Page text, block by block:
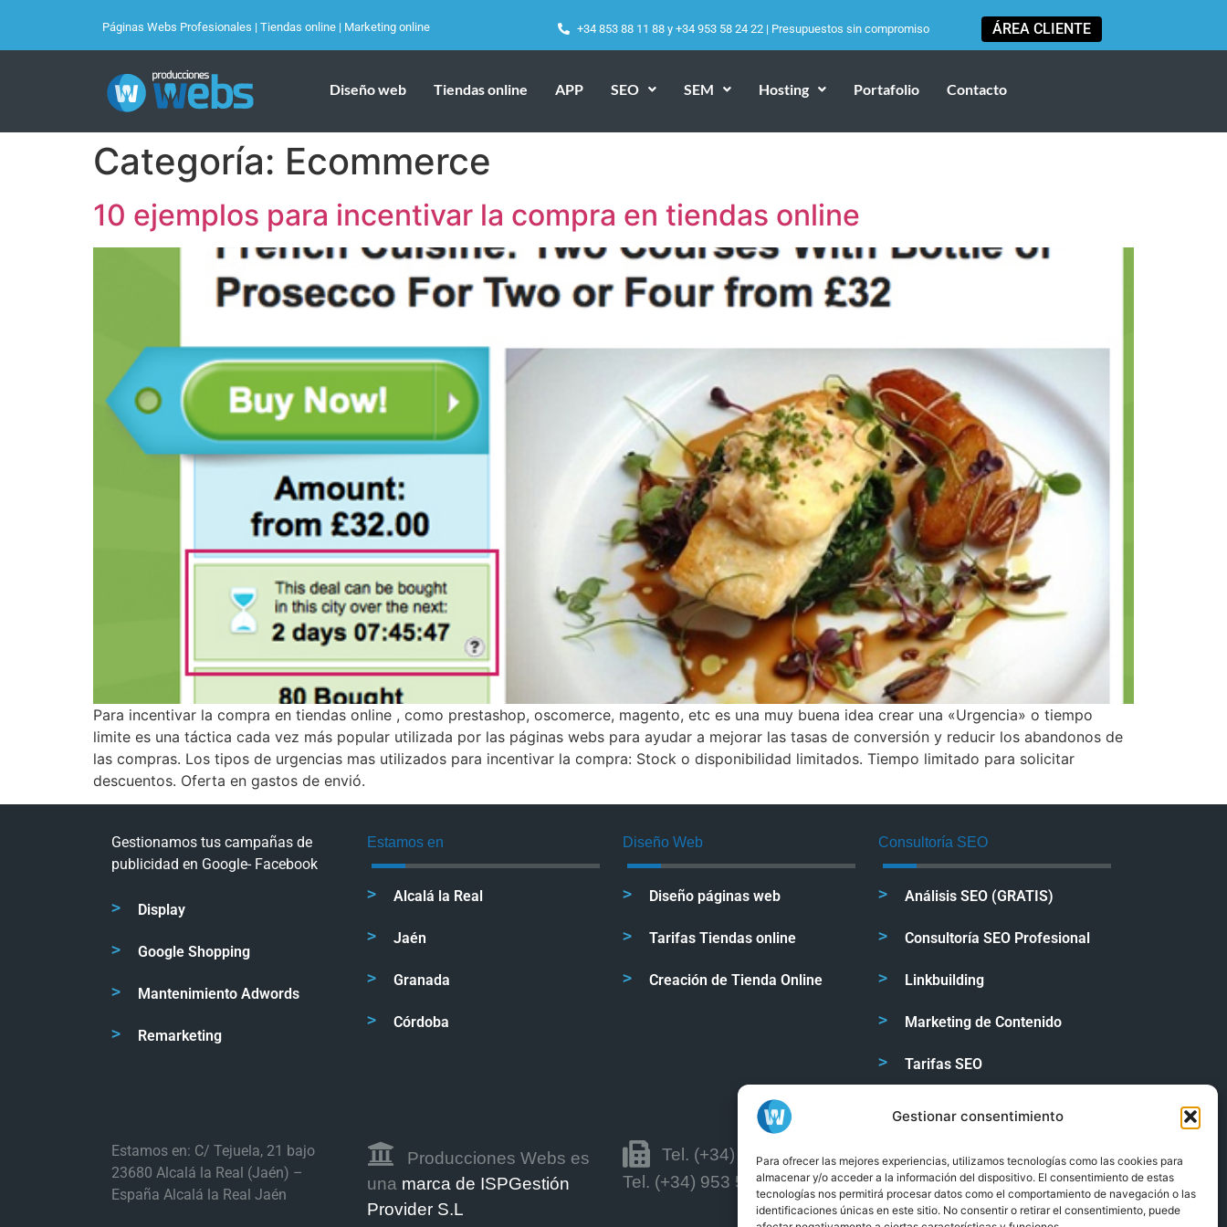
Gestionar consentimiento
Para ofrecer las mejores experiencias, utilizamos tecnologías como las cookies para
almacenar y/o acceder a la información del dispositivo. El consentimiento de estas
tecnologías nos permitirá procesar datos como el comportamiento de navegación o las
identificaciones únicas en este sitio. No consentir o retirar el consentimiento, puede
Páginas Webs Profesionales | Tiendas online | Marketing online +34 853 88 11 88y +34 953 58 24 22| Presupuestos sin compromiso ÁREA CLIENTE
Diseño web Tiendas online APP SEO SEM Hosting Portafolio Contacto
Categoría: Ecommerce
10 ejemplos para incentivar la compra en tiendas online
Para incentivar la compra en tiendas online , como prestashop, oscomerce, magento, etc es una muy buena idea crear una «Urgencia» o tiempo
limite es una táctica cada vez más popular utilizada por las páginas webs para ayudar a mejorar las tasas de conversión y reducir los abandonos de
las compras. Los tipos de urgencias mas utilizados para incentivar la compra: Stock o disponibilidad limitados. Tiempo limitado para solicitar
descuentos. Oferta en gastos de envió.
Gestionamos tus campañas de
publicidad en Google- Facebook
Display
Google Shopping
Mantenimiento Adwords
Remarketing
Estamos en
Alcalá la Real
Jaén
Granada
Córdoba
Diseño Web
Diseño páginas web
Tarifas Tiendas online
Creación de Tienda Online
Consultoría SEO
Análisis SEO (GRATIS)
Consultoría SEO Profesional
Linkbuilding
Marketing de Contenido
Tarifas SEO
Estamos en: C/ Tejuela, 21 bajo
23680 Alcalá la Real (Jaén) –
España Alcalá la Real Jaén
Producciones Webs es
una marca de ISPGestión
Provider S.L
Tel. (+34) 853 88 11 88 y
Tel. (+34) 953 58 24 22
24/7 Soporte técnico